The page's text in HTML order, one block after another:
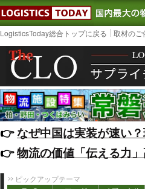
LogisticsToday総合トップに戻る 取材のご
👉️なぜ中国は実装が速い
👉️物流の価値「伝える力
ピックアップテーマ